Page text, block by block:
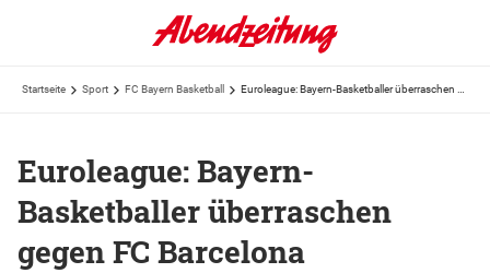
Startseite Sport FC Bayern Basketball
Euroleague: Bayern-
Basketballer überraschen
gegen FC Barcelona